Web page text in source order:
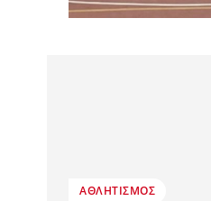
ΑΘΛΗΤΙΣΜΌΣ